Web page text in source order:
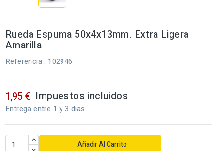
Rueda Espuma 50x4x13mm. Extra Ligera
Amarilla
Referencia : 102946
1,95 € Impuestos incluidos
Entrega entre 1 y 3 dias
Añadir Al Carrito